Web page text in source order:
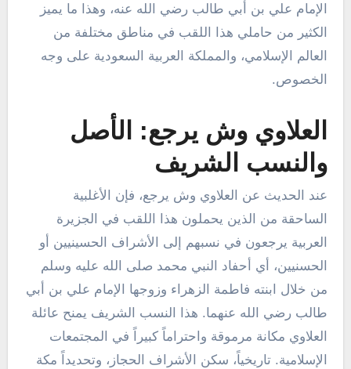
الإمام علي بن أبي طالب رضي الله عنه، وهذا ما يميز
الكثير من حاملي هذا اللقب في مناطق مختلفة من
العالم الإسلامي، والمملكة العربية السعودية على وجه
الخصوص.
العلاوي وش يرجع: الأصل
والنسب الشريف
عند الحديث عن العلاوي وش يرجع، فإن الأغلبية
الساحقة من الذين يحملون هذا اللقب في الجزيرة
العربية يرجعون في نسبهم إلى الأشراف الحسينيين أو
الحسنيين، أي أحفاد النبي محمد صلى الله عليه وسلم
من خلال ابنته فاطمة الزهراء وزوجها الإمام علي بن أبي
طالب رضي الله عنهما. هذا النسب الشريف يمنح عائلة
العلاوي مكانة مرموقة واحتراماً كبيراً في المجتمعات
الإسلامية. تاريخياً، سكن الأشراف الحجاز، وتحديداً مكة